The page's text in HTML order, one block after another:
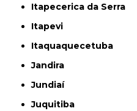
Itapecerica da Serra
Itapevi
Itaquaquecetuba
Jandira
Jundiaí
Juquitiba